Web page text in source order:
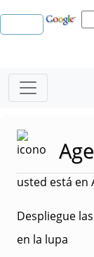
usted está en
Despliegue
en la lupa